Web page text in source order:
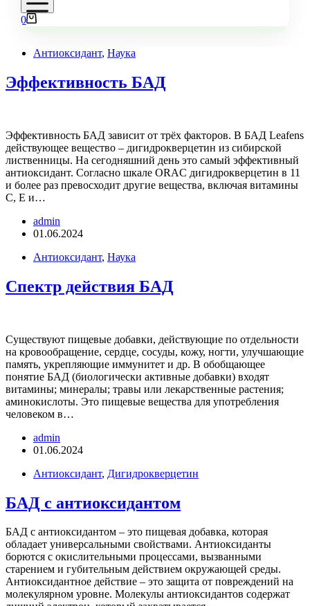
Корзина
0
Антиоксидант, Наука
Эффективность БАД
Эффективность БАД зависит от трёх факторов. В БАД Leafens
действующее вещество – дигидрокверцетин из сибирской
лиственницы. На сегодняшний день это самый эффективный
антиоксидант. Согласно шкале ORAC дигидрокверцетин в 11
и более раз превосходит другие вещества, включая витамины
С, Е и…
admin
01.06.2024
Антиоксидант, Наука
Спектр действия БАД
Существуют пищевые добавки, действующие по отдельности
на кровообращение, сердце, сосуды, кожу, ногти, улучшающие
память, укрепляющие иммунитет и др. В обобщающее
понятие БАД (биологически активные добавки) входят
витамины; минералы; травы или лекарственные растения;
аминокислоты. Это пищевые вещества для употребления
человеком в…
admin
01.06.2024
Антиоксидант, Дигидрокверцетин
БАД с антиоксидантом
БАД с антиоксидантом – это пищевая добавка, которая
обладает универсальными свойствами. Антиоксиданты
борются с окислительными процессами, вызванными
старением и губительным действием окружающей среды.
Антиоксидантное действие – это защита от повреждений на
молекулярном уровне. Молекулы антиоксидантов содержат